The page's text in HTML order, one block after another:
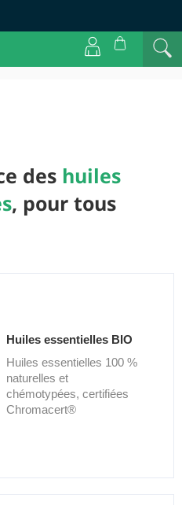
des huiles
, pour tous
Huiles essentielles BIO
Huiles essentielles 100 %
naturelles et
chémotypées, certifiées
Chromacert®